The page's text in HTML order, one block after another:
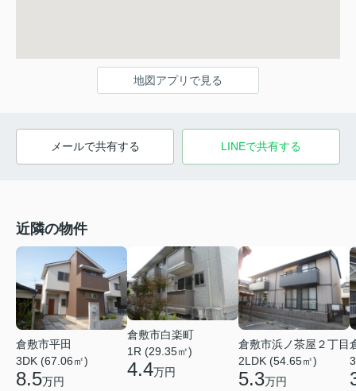
地図アプリで見る
メールで共有する LINEで共有する
近隣の物件
倉敷市平田
3DK (67.06㎡)
8.5万円
倉敷市白楽町
1R (29.35㎡)
4.4万円
倉敷市浜ノ茶屋２丁目
2LDK (54.65㎡)
5.3万円